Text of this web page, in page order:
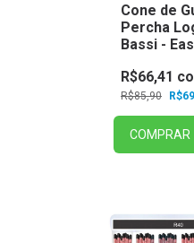
Cone de
Percha
Bassi -
R$85,90
R$66,41
COMPRAR